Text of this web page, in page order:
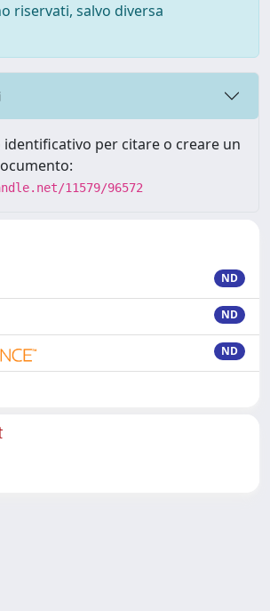
riservati, salvo diversa
identificativo per citare o creare un
11579/96572
ND
ND
ND